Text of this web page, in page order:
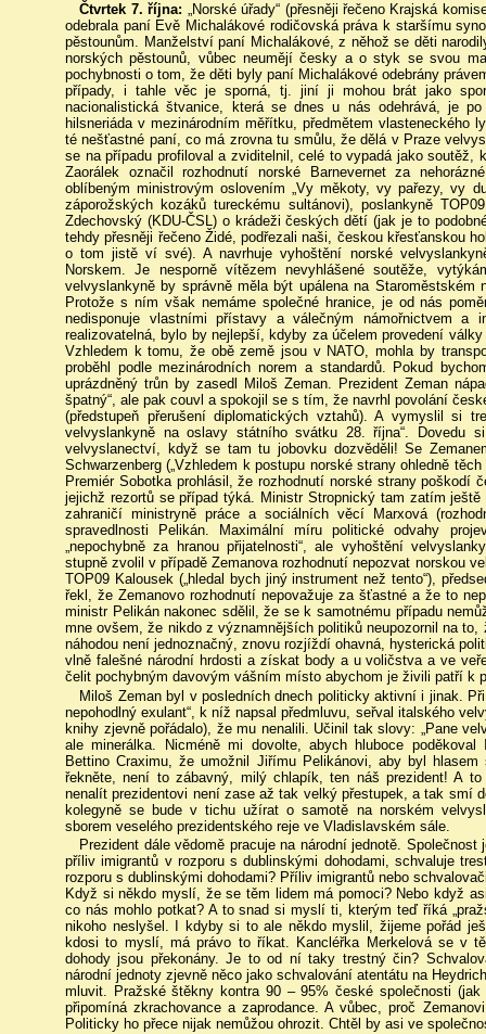
Čtvrtek 7. října: „Norské úřady“ (přesněji řečeno Krajská
odebrala paní Evě Michalákové rodičovská práva k staršímu
pěstounům. Manželství paní Michalákové, z něhož se děti
norských pěstounů, vůbec neumějí česky a o styk se svou
pochybnosti o tom, že děti byly paní Michalákové odebrány
případy, i tahle věc je sporná, tj. jiní ji mohou brát jako
nacionalistická štvanice, která se dnes u nás odehrává, je
hilsneriáda v mezinárodním měřítku, předmětem vlasteneckého
té nešťastné paní, co má zrovna tu smůlu, že dělá v Praze
se na případu profiloval a zviditelnil, celé to vypadá jako
Zaorálek označil rozhodnutí norské Barnevernet za
oblíbeným ministrovým oslovením „Vy měkoty, vy pařezy, vy
záporožských kozáků tureckému sultánovi), poslankyně
Zdechovský (KDU-ČSL) o krádeži českých dětí (jak je to
tehdy přesněji řečeno Židé, podřezali naši, českou křesťanskou
o tom jistě ví své). A navrhuje vyhoštění norské
Norskem. Je nesporně vítězem nevyhlášené soutěže,
velvyslankyně by správně měla být upálena na
Protože s ním však nemáme společné hranice, je od nás
nedisponuje vlastními přístavy a válečným námořnictvem
realizovatelná, bylo by nejlepší, kdyby za účelem provedení
Vzhledem k tomu, že obě země jsou v NATO, mohla by
proběhl podle mezinárodních norem a standardů. Pokud
uprázdněný trůn by zasedl Miloš Zeman. Prezident Zeman
špatný“, ale pak couvl a spokojil se s tím, že navrhl povolání
(předstupeň přerušení diplomatických vztahů). A vymyslil si
velvyslankyně na oslavy státního svátku 28. října“. Dovedu
velvyslanectví, když se tam tu jobovku dozvěděli! Se
Schwarzenberg („Vzhledem k postupu norské strany ohledně
Premiér Sobotka prohlásil, že rozhodnutí norské strany poškodí
jejichž rezortů se případ týká. Ministr Stropnický tam zatím
zahraničí ministryně práce a sociálních věcí Marxová
spravedlnosti Pelikán. Maximální míru politické odvahy
„nepochybně za hranou přijatelnosti“, ale vyhoštění
stupně zvolil v případě Zemanova rozhodnutí nepozvat norskou
TOP09 Kalousek („hledal bych jiný instrument než tento“),
řekl, že Zemanovo rozhodnutí nepovažuje za šťastné a že to
ministr Pelikán nakonec sdělil, že se k samotnému případu
mne ovšem, že nikdo z významnějších politiků neupozornil na
náhodou není jednoznačný, znovu rozjíždí ohavná, hysterická
vlně falešné národní hrdosti a získat body a u voličstva a ve
čelit pochybným davovým vášním místo abychom je živili patří k
Miloš Zeman byl v posledních dnech politicky aktivní i jinak.
nepohodlný exulant“, k níž napsal předmluvu, seřval italského
knihy zjevně pořádalo), že mu nenalili. Učinil tak slovy: „Pane
ale minerálka. Nicméně mi dovolte, abych hluboce
Bettino Craximu, že umožnil Jiřímu Pelikánovi, aby byl hlasem
řekněte, není to zábavný, milý chlapík, ten náš prezident! A
nenalít prezidentovi není zase až tak velký přestupek, a tak smí
kolegyně se bude v tichu užírat o samotě na norském
sborem veselého prezidentského reje ve Vladislavském sále.
Prezident dále vědomě pracuje na národní jednotě.
příliv imigrantů v rozporu s dublinskými dohodami, schvaluje
rozporu s dublinskými dohodami? Příliv imigrantů nebo
Když si někdo myslí, že se těm lidem má pomoci? Nebo když
co nás mohlo potkat? A to snad si myslí ti, kterým teď říká
nikoho neslyšel. I kdyby si to ale někdo myslil, žijeme pořád
kdosi to myslí, má právo to říkat. Kancléřka Merkelová se v
dohody jsou překonány. Je to od ní taky trestný čin?
národní jednoty zjevně něco jako schvalování atentátu na
mluvit. Pražské štěkny kontra 90 – 95% české společnosti
připomíná zkrachovance a zaprodance. A vůbec, proč
Politicky ho přece nijak nemůžou ohrozit. Chtěl by asi ve